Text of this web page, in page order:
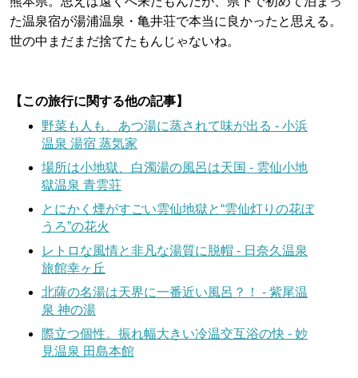
た温泉宿が湯浦温泉・亀井荘で本当に良かったと思える。
世の中まだまだ捨てたもんじゃないね。
【この旅行に関する他の記事】
野菜も人も、あつ湯に蒸されて味が出る - 小浜
温泉 湯宿 蒸気家
場所は小地獄、白濁湯の風呂は天国 - 雲仙小地
獄温泉 青雲荘
とにかく煙がすごい雲仙地獄と“雲仙灯りの花ぼ
うろ”の花火
レトロな風情と非凡な湯質に脱帽 - 日奈久温泉
旅館幸ヶ丘
北薩の名湯は天界に一番近い風呂？！ - 紫尾温
泉 神の湯
際立つ個性。振れ幅大きい冷温交互浴の快 - 妙
見温泉 田島本館